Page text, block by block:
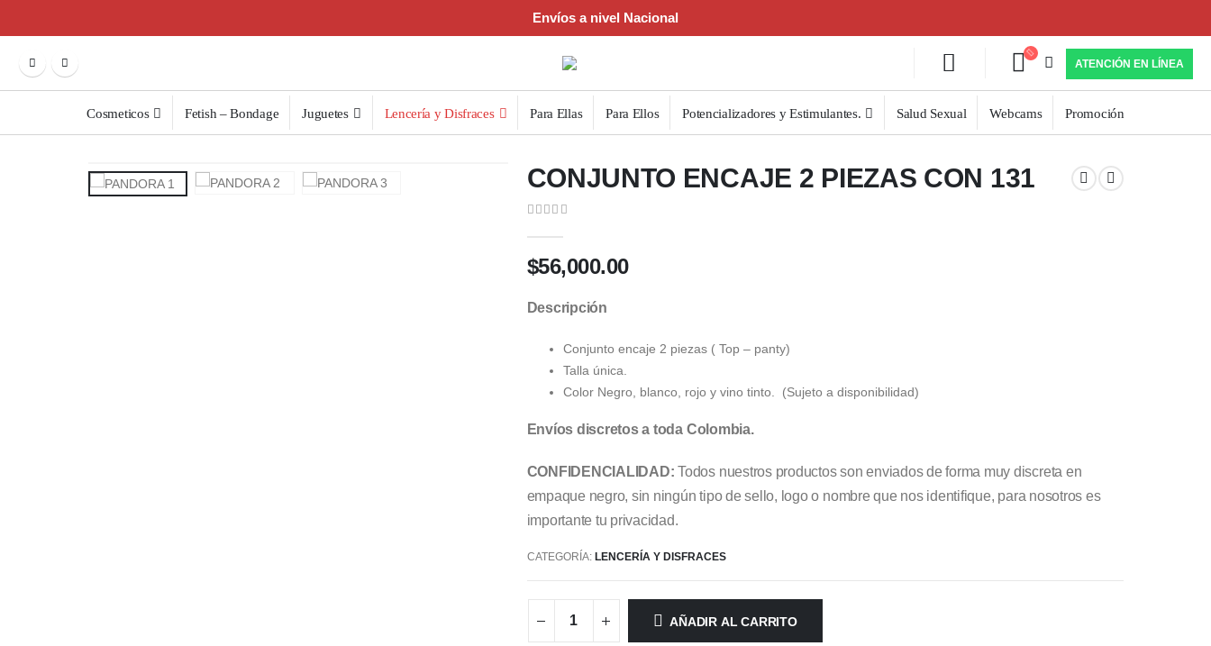
Envíos a nivel Nacional
ATENCIÓN EN LÍNEA
Cosmeticos Fetish – Bondage Juguetes Lencería y Disfraces Para Ellas Para Ellos Potencializadores y Estimulantes. Salud Sexual Webcams Promoción
CONJUNTO ENCAJE 2 PIEZAS CON 131
$56,000.00
Descripción
Conjunto encaje 2 piezas ( Top – panty)
Talla única.
Color Negro, blanco, rojo y vino tinto. (Sujeto a disponibilidad)
Envíos discretos a toda Colombia.
CONFIDENCIALIDAD: Todos nuestros productos son enviados de forma muy discreta en
empaque negro, sin ningún tipo de sello, logo o nombre que nos identifique, para nosotros es
importante tu privacidad.
CATEGORÍA: LENCERÍA Y DISFRACES
AÑADIR AL CARRITO